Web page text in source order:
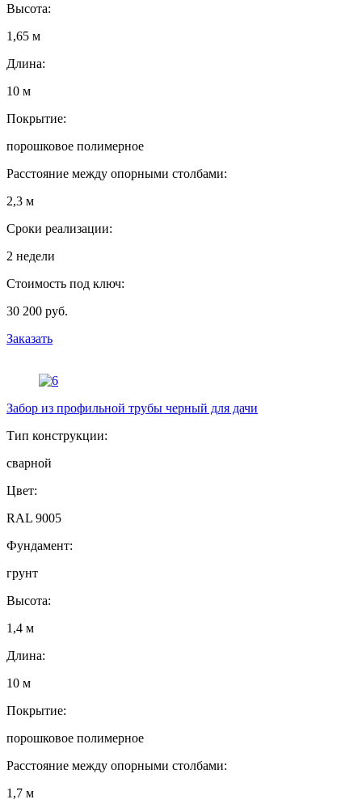
Высота:
1,65 м
Длина:
10 м
Покрытие:
порошковое полимерное
Расстояние между опорными столбами:
2,3 м
Сроки реализации:
2 недели
Стоимость под ключ:
30 200 руб.
Заказать
Забор из профильной трубы черный для дачи
Тип конструкции:
сварной
Цвет:
RAL 9005
Фундамент:
грунт
Высота:
1,4 м
Длина:
10 м
Покрытие:
порошковое полимерное
Расстояние между опорными столбами:
1,7 м